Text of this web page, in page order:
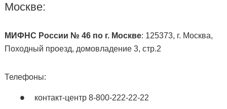
Москве:
МИФНС России № 46 по г. Москве: 125373, г. Москва,
Походный проезд, домовладение 3, стр.2
Телефоны:
контакт-центр 8-800-222-22-22